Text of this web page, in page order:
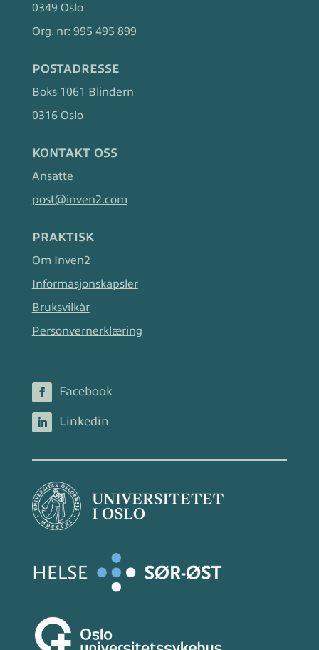
0349 Oslo
Org. nr: 995 495 899
POSTADRESSE
Boks 1061 Blindern
0316 Oslo
KONTAKT OSS
Ansatte
post@inven2.com
PRAKTISK
Om Inven2
Informasjonskapsler
Bruksvilkår
Personvernerklæring